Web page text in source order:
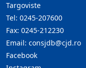
Targoviste
Tel: 0245-207600
Fax: 0245-212230
Email: consjdb@cjd.ro
Facebook